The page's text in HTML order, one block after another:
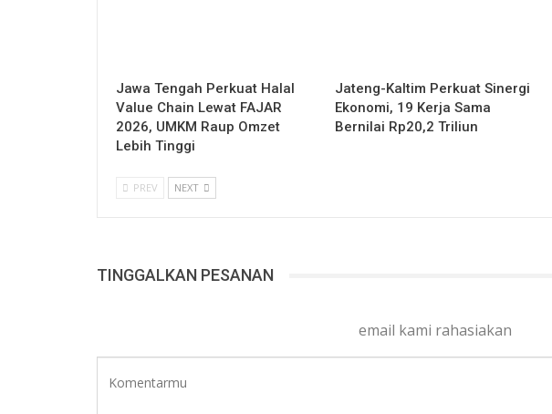
Jawa Tengah Perkuat Halal
Value Chain Lewat FAJAR
2026, UMKM Raup Omzet
Lebih Tinggi
Jateng-Kaltim Perkuat Sinergi
Ekonomi, 19 Kerja Sama
Bernilai Rp20,2 Triliun
PREV NEXT
TINGGALKAN PESANAN
email kami rahasiakan